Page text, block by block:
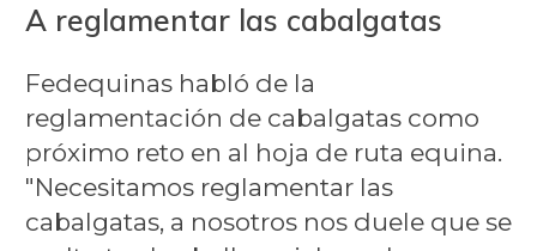
A reglamentar las cabalgatas
Fedequinas habló de la
reglamentación de cabalgatas como
próximo reto en al hoja de ruta equina.
"Necesitamos reglamentar las
cabalgatas, a nosotros nos duele que se